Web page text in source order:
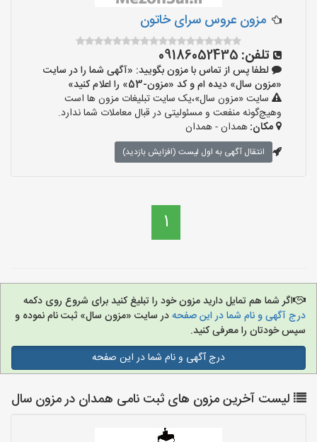
مزون عروس سرای خاتون
تلفن: 09186052435
لطفا پس از تماس با مزون بگویید: «آگهی شما را در سایت
«مزون سال» دیده ام و کد «مزون-53» را اعلام کنید»
سایت «مزون سال»،یک سایت تبلیغات مزون ها است
وهیچ‌گونه منفعت و مسئولیتی در قبال معاملات شما ندارد.
مکان:همدان - همدان
انتقال آگهی به اول لیست (افزایش بازدید)
1
اگر شما هم تمایل دارید مزون خود را تبلیغ کنید برای شروع روی دکمه
درج آگهی و نام شما در این صفحهدر سایت «مزون سال» ثبت نام نموده و
سپس خودتان را معرفی کنید.
درج آگهی و نام شما در این صفحه
لیست آخرین مزون های ثبت نامی همدان در مزون سال